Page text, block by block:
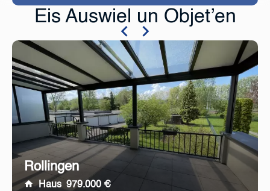
Eis Auswiel un Objet’en
Rollingen
Haus 979.000 €